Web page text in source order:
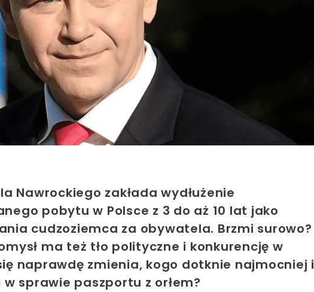
Nawrockiego zakłada wydłużenie
pobytu w Polsce z 3 do aż 10 lat jako
cudzoziemca za obywatela. Brzmi surowo?
ma też tło polityczne i konkurencję w
naprawdę zmienia, kogo dotknie najmocniej i
sprawie paszportu z orłem?